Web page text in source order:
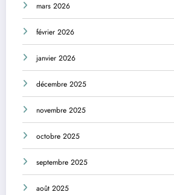
mars 2026
février 2026
janvier 2026
décembre 2025
novembre 2025
octobre 2025
septembre 2025
août 2025